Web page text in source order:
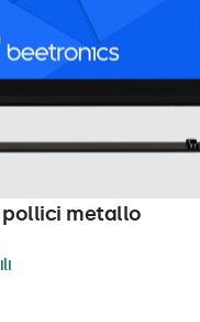
pollici metallo